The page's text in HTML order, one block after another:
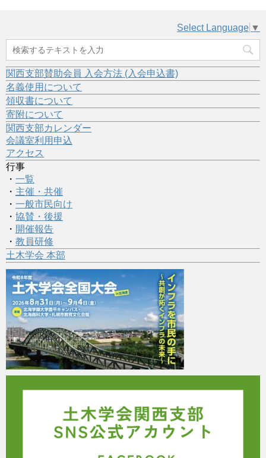
Select Language ▼
関西支部賛助会員 入会方法 (入会申込書)
名義使用について
領収書について
寄附について
関西支部カレンダー
会議室利用申込
アクセス
行事
・ 一覧
・ 主催・共催
・ 一般市民向け
・ 協賛・後援
・ 開催報告
・ 教員研修
土木学会 本部